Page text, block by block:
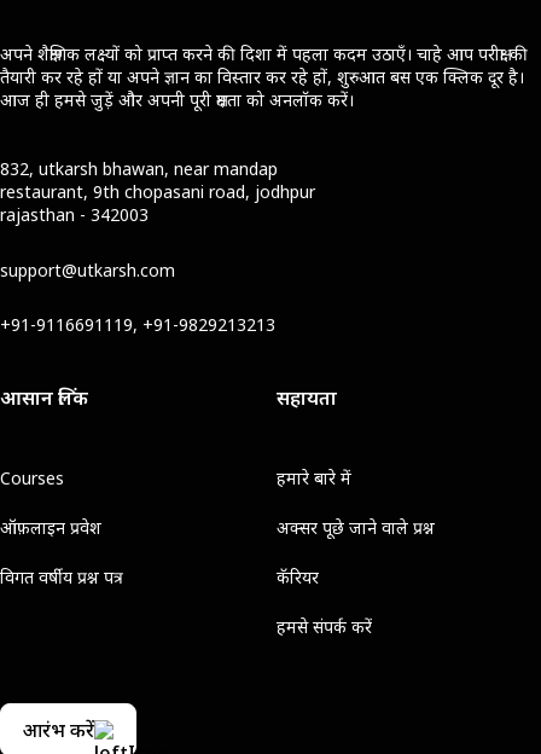
अपने शैक्षणिक लक्ष्यों को प्राप्त करने की दिशा में पहला कदम उठाएँ। चाहे आप परीक्षा की
तैयारी कर रहे हों या अपने ज्ञान का विस्तार कर रहे हों, शुरुआत बस एक क्लिक दूर है।
आज ही हमसे जुड़ें और अपनी पूरी क्षमता को अनलॉक करें।
832, utkarsh bhawan, near mandap
restaurant, 9th chopasani road, jodhpur
rajasthan - 342003
support@utkarsh.com
+91-9116691119, +91-9829213213
आसान लिंक
Courses
ऑफ़लाइन प्रवेश
विगत वर्षीय प्रश्न पत्र
सहायता
हमारे बारे में
अक्सर पूछे जाने वाले प्रश्न
कॅरियर
हमसे संपर्क करें
आरंभ करें